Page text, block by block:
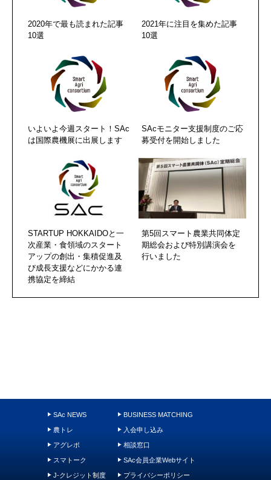
2020年で最も読まれた記事
10選
2021年に注目を集めた記事
10選
いよいよ今週スタート！SAc
は国際農機展に出展します
SAcモニター支援制度のご応
募受付を開始しました
STARTUP HOKKAIDOと一
次産業・食領域のスタート
アップの創出・集積促進及
び成長支援などにかかる連
携協定を締結
第5回スマート農業共同体定
期総会および特別講演会を
行いました
SAc NEWS
農トレ
アグレポ
スマトーク
J-クレジット制度
BUSINESS MATCHING
入会申し込み
相談窓口
SAc会員企業Webサイト
プライバシーポリシー